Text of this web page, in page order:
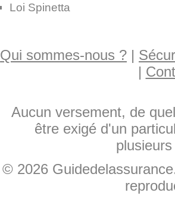
Loi Spinetta
Qui sommes-nous ? |
|
Aucun versement, de
être exigé d'un
© 2026